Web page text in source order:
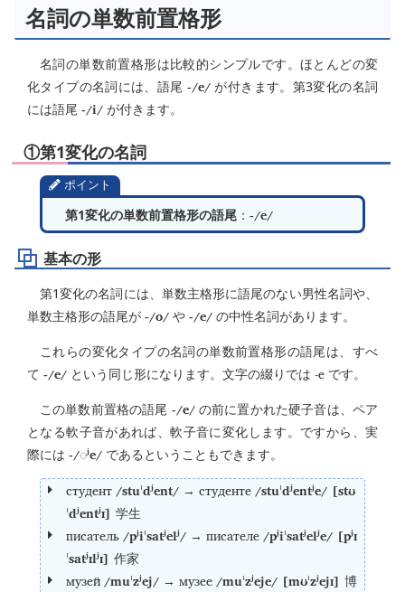
名詞の単数前置格形
名詞の単数前置格形は比較的シンプルです。ほとんどの変
化タイプの名詞には、語尾 -/e/ が付きます。第3変化の名詞
には語尾 -/i/ が付きます。
①第1変化の名詞
ポイント
第1変化の単数前置格形の語尾 ：-/e/
基本の形
第1変化の名詞には、単数主格形に語尾のない男性名詞や、
単数主格形の語尾が -/o/ や -/e/ の中性名詞があります。
これらの変化タイプの名詞の単数前置格形の語尾は、すべ
て -/e/ という同じ形になります。文字の綴りでは -е です。
この単数前置格の語尾 -/e/の前に置かれた硬子音は、ペア
となる軟子音があれば、軟子音に変化します。ですから、実
際には -/◌ʲe/ であるということもできます。
студент /stuˈdʲent/→ студенте /stuˈdʲentʲe/ [stʊ
ˈdʲentʲɪ] 学生
писатель /pʲiˈsatʲelʲ/→ писателе /pʲiˈsatʲelʲe/ [pʲɪ
ˈsatʲɪlʲɪ] 作家
музей /muˈzʲej/→ музее /muˈzʲeje/ [mʊˈzʲejɪ] 博